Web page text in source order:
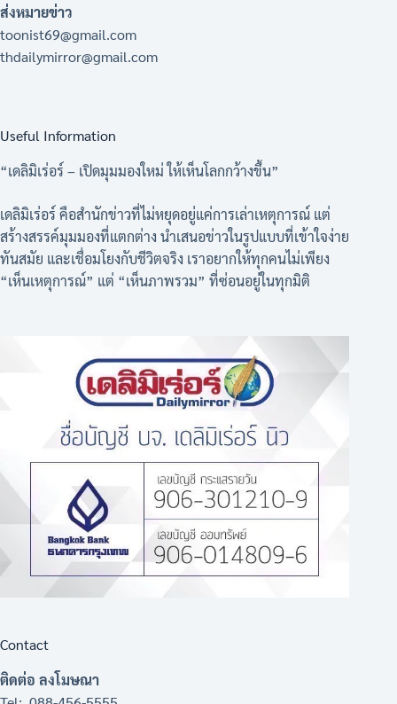
ส่งหมายข่าว
toonist69@gmail.com
thdailymirror@gmail.com
Useful Information
“เดลิมิเร่อร์ – เปิดมุมมองใหม่ ให้เห็นโลกกว้างขึ้น”
เดลิมิเร่อร์ คือสำนักข่าวที่ไม่หยุดอยู่แค่การเล่าเหตุการณ์ แต่
สร้างสรรค์มุมมองที่แตกต่าง นำเสนอข่าวในรูปแบบที่เข้าใจง่าย
ทันสมัย และเชื่อมโยงกับชีวิตจริง เราอยากให้ทุกคนไม่เพียง
“เห็นเหตุการณ์” แต่ “เห็นภาพรวม” ที่ซ่อนอยู่ในทุกมิติ
Contact
ติดต่อ ลงโมษณา